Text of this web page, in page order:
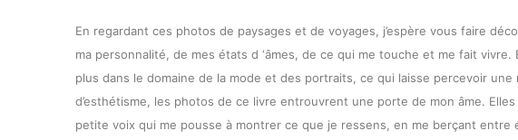
En regardant ces photos de paysages et de voyages, j’espère vous faire
ma personnalité, de mes états d ‘âmes, de ce qui me touche et me fait vivre.
plus dans le domaine de la mode et des portraits, ce qui laisse percevoir une
d’esthétisme, les photos de ce livre entrouvrent une porte de mon âme.
petite voix qui me pousse à montrer ce que je ressens, en me berçant entre